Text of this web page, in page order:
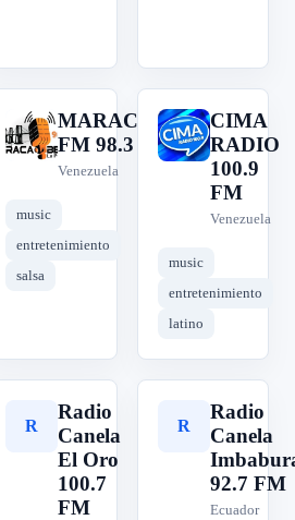
M
MARACAIBERA
FM 98.3
Venezuela
music
entretenimiento
salsa
C
CIMA
RADIO
100.9
FM
Venezuela
music
entretenimiento
latino
R
Radio
Canela
El Oro
100.7
FM
R
Radio
Canela
92.7 FM
Ecuador